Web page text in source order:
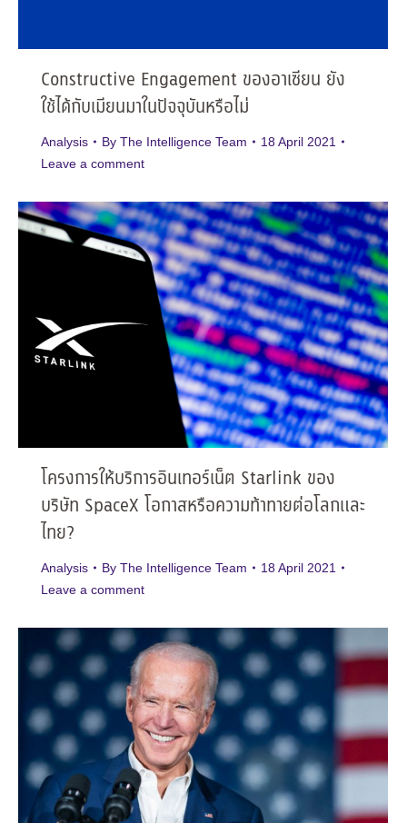
Constructive Engagement ของอาเซียน ยัง
ใช้ได้กับเมียนมาในปัจจุบันหรือไม่
Analysis By The Intelligence Team
18 April 2021
Leave a comment
โครงการให้บริการอินเทอร์เน็ต Starlink ของ
บริษัท SpaceX โอกาสหรือความท้าทายต่อโลกและ
ไทย?
Analysis By The Intelligence Team
18 April 2021
Leave a comment